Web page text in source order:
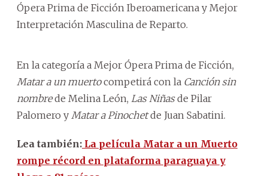
Ópera Prima de Ficción Iberoamericana y Mejor
Interpretación Masculina de Reparto.
En la categoría a Mejor Ópera Prima de Ficción,
Matar a un muertocompetirá con la Canción sin
nombrede Melina León, Las Niñasde Pilar
Palomero y Matar a Pinochetde Juan Sabatini.
Lea también: La película Matar a un Muerto
rompe récord en plataforma paraguaya y